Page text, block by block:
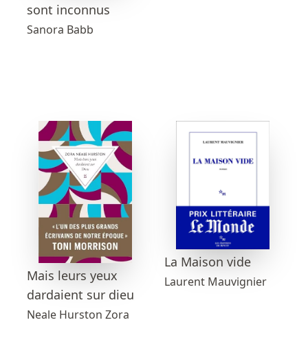
sont inconnus
Sanora Babb
Mais leurs yeux
dardaient sur dieu
Neale Hurston Zora
La Maison vide
Laurent Mauvignier